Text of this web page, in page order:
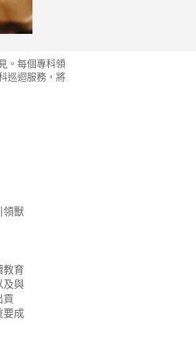
。每個專科領
巡迴服務，將
領獸
教育
及與
貢
要成